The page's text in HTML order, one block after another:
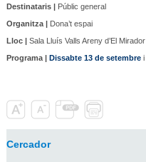
Destinataris |Públic general
Organitza |Dona’t espai
Lloc |Sala Lluís Valls Areny d’El Mirador
Programa | Dissabte 13 de setembrei
Cercador